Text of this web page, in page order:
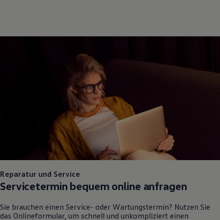
Reparatur und Service
Servicetermin bequem online anfragen
Sie brauchen einen Service- oder Wartungstermin? Nutzen Sie
das Onlineformular, um schnell und unkompliziert einen